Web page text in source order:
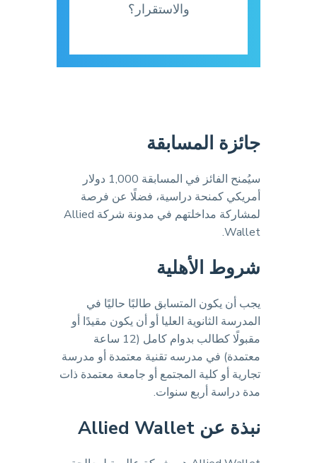
والاستقرار؟
جائزة المسابقة
سيُمنح الفائز في المسابقة 1,000 دولار
أمريكي كمنحة دراسية، فضلًا عن فرصة
لمشاركة مداخلتهم في مدونة شركة Allied
Wallet.
شروط الأهلية
يجب أن يكون المتسابق طالبًا حاليًا في
المدرسة الثانوية العليا أو أن يكون مقيدًا أو
مقبولًا كطالب بدوام كامل (12 ساعة
معتمدة) في مدرسه تقنية معتمدة أو مدرسة
تجارية أو كلية المجتمع أو جامعة معتمدة ذات
مدة دراسة أربع سنوات.
نبذة عن Allied Wallet